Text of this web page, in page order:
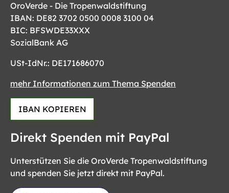
OroVerde - Die Tropenwaldstiftung
IBAN: DE82 3702 0500 0008 3100 04
BIC: BFSWDE33XXX
SozialBank AG
USt-IdNr.: DE171686070
mehr Informationen zum Thema Spenden
IBAN KOPIEREN
Direkt Spenden mit PayPal
Unterstützen Sie die OroVerde Tropenwaldstiftung
und spenden Sie jetzt direkt mit PayPal.